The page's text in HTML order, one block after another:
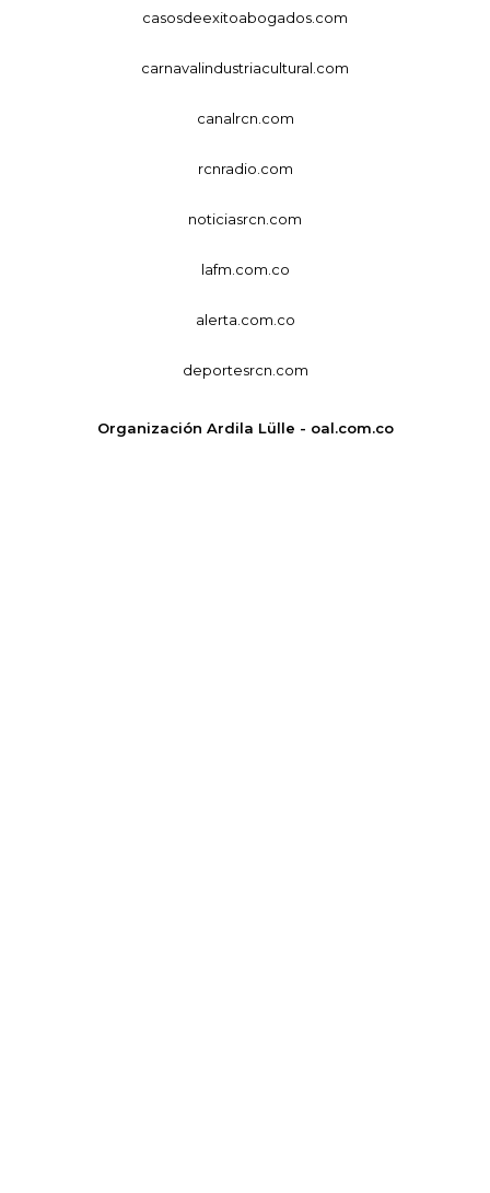
casosdeexitoabogados.com
carnavalindustriacultural.com
canalrcn.com
rcnradio.com
noticiasrcn.com
lafm.com.co
alerta.com.co
deportesrcn.com
Organización Ardila Lülle - oal.com.co